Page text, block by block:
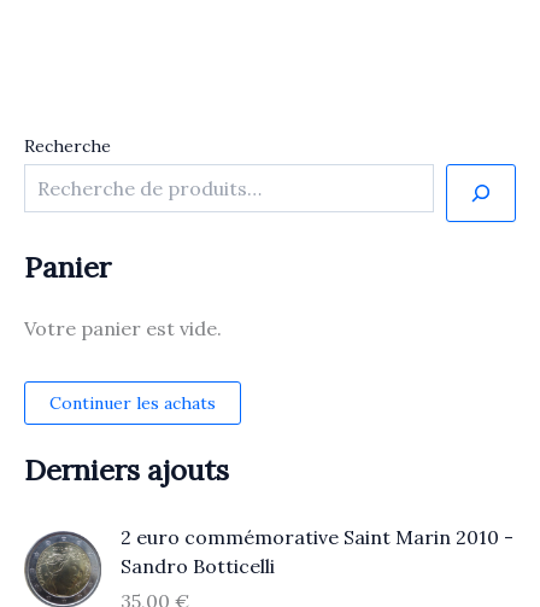
Recherche
Panier
Votre panier est vide.
Continuer les achats
Derniers ajouts
2 euro commémorative Saint Marin 2010 -
Sandro Botticelli
35,00 €